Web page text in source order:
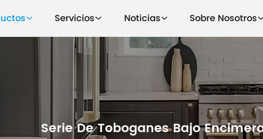
Servicios Noticias Sobre Nosotros
Serie De Toboganes Bajo